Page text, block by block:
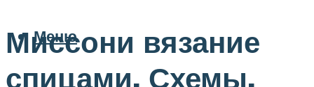
Меню
Миссони вязание
спицами. Схемы,